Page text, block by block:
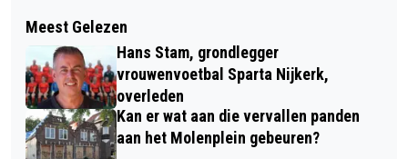
BEN DE GRAAF EN ZIJN
"NAVELKNAGERTJE" (VIDEO EN
FOTO'S)
VALLEILIJN WORDT RRREIS,
DIENSTREGELING BLIJFT GELIJK
Meest Gelezen
Hans Stam, grondlegger
vrouwenvoetbal Sparta Nijkerk,
overleden
Kan er wat aan die vervallen panden
aan het Molenplein gebeuren?